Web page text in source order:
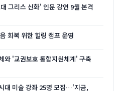
그리스 신화' 인문 강연 9월 본격
회복 위한 힐링 캠프 운영
와 '교권보호 통합지원체계' 구축
대 미술 강좌 25명 모집…'지금,